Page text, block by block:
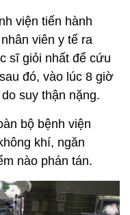
viện tiến hành
viên y tế ra
sĩ giỏi nhất để cứu
đó, vào lúc 8 giờ
suy thận nặng.
bộ bệnh viện
khí, ngăn
nào phán tán.